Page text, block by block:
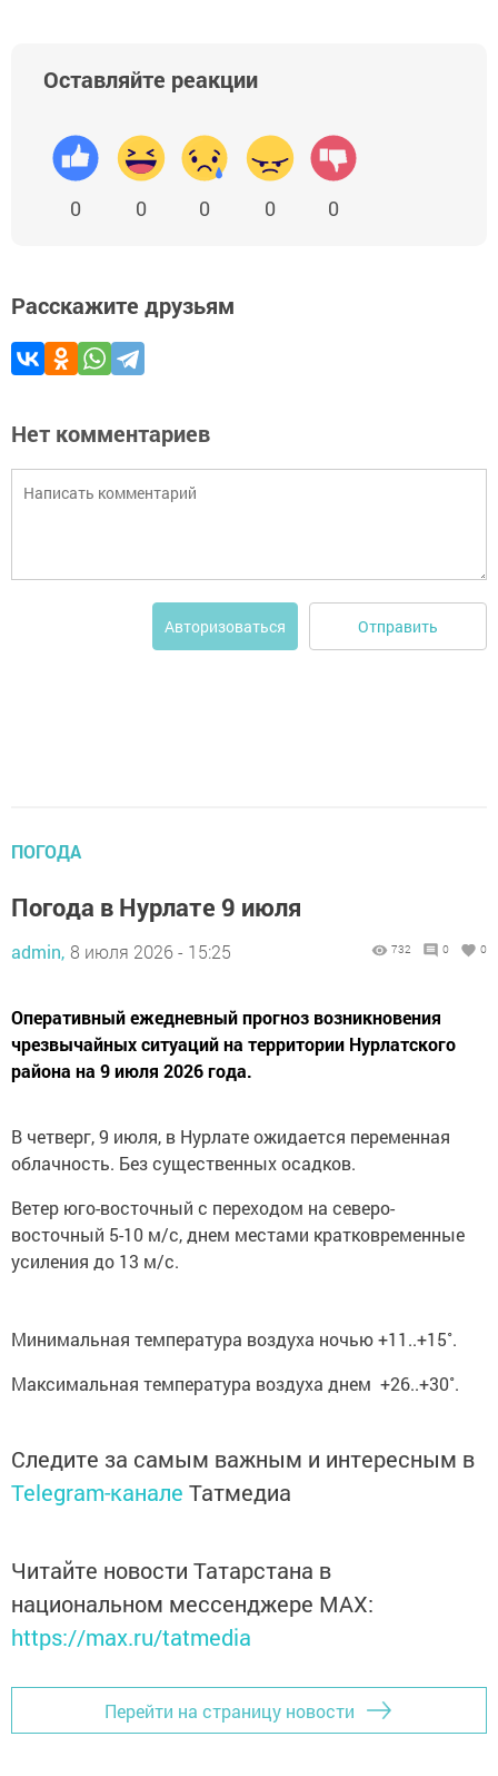
Оставляйте реакции
0 0 0 0 0
Расскажите друзьям
Нет комментариев
Авторизоваться Отправить
ПОГОДА
Погода в Нурлате 9 июля
admin, 8 июля 2026 - 15:25 732 0 0
Оперативный ежедневный прогноз возникновения
чрезвычайных ситуаций на территории Нурлатского
района на 9 июля 2026 года.
В четверг, 9 июля, в Нурлате ожидается переменная
облачность. Без существенных осадков.
Ветер юго-восточный с переходом на северо-
восточный 5-10 м/с, днем местами кратковременные
усиления до 13 м/с.
Минимальная температура воздуха ночью +11..+15˚.
Максимальная температура воздуха днем +26..+30˚.
Следите за самым важным и интересным в
Telegram-канале Татмедиа
Читайте новости Татарстана в
национальном мессенджере MАХ:
https://max.ru/tatmedia
Перейти на страницу новости